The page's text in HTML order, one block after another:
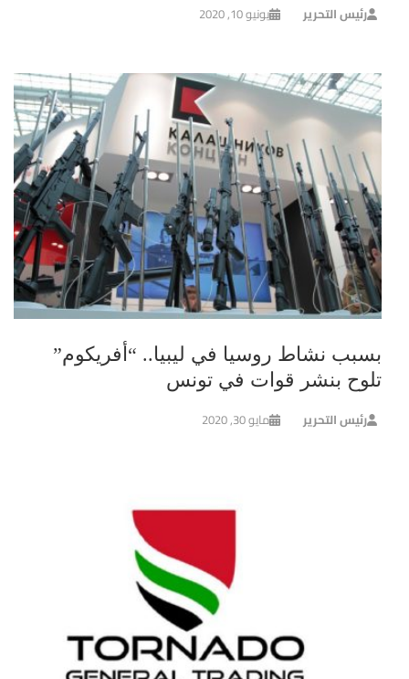
رئيس التحرير يونيو 10, 2020
بسبب نشاط روسيا في ليبيا.. “أفريكوم”
تلوح بنشر قوات في تونس
رئيس التحرير مايو 30, 2020